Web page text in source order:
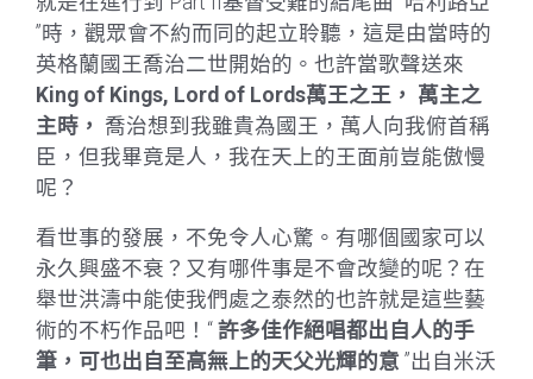
”時，觀眾會不約而同的起立聆聽，這是由當時的
英格蘭國王喬治二世開始的。也許當歌聲送來
King of Kings, Lord of Lords萬王之王， 萬主之
主時， 喬治想到我雖貴為國王，萬人向我俯首稱
臣，但我畢竟是人，我在天上的王面前豈能傲慢
呢？
看世事的發展，不免令人心驚。有哪個國家可以
永久興盛不衰？又有哪件事是不會改變的呢？在
舉世洪濤中能使我們處之泰然的也許就是這些藝
術的不朽作品吧！“ 許多佳作絕唱都出自人的手
筆，可也出自至高無上的天父光輝的意 ”出自米沃